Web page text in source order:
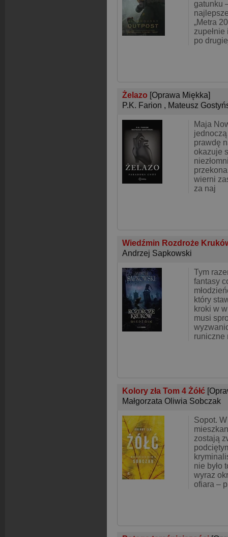
gatunku
„Metra
zupełnie
po
Żelazo [Oprawa Miękka]
P.K. Farion , Mateusz
Maja
jednoczą
prawdę
okazuje
wierni
za naj
Wiedźmin Rozdroże
Andrzej Sapkowski
Tym
fantasy
który
kroki w
musi
runiczne
Kolory zła Tom 4 Żółć
Małgorzata Oliwia Sobczak
Sopot.
zostają
nie było
wyraz
ofiara – p